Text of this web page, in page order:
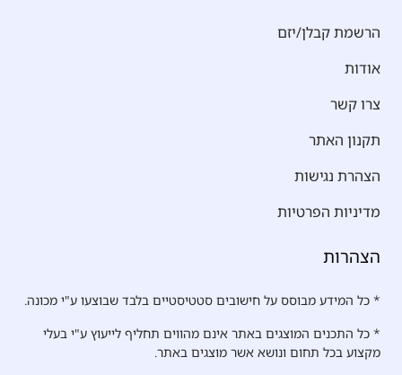
הרשמת קבלן/יזם
אודות
צרו קשר
תקנון האתר
הצהרת נגישות
מדיניות הפרטיות
הצהרות
* כל המידע מבוסס על חישובים סטטיסטיים בלבד שבוצעו ע"י מכונה.
* כל התכנים המוצגים באתר אינם מהווים תחליף לייעוץ ע"י בעלי
מקצוע בכל תחום ונושא אשר מוצגים באתר.